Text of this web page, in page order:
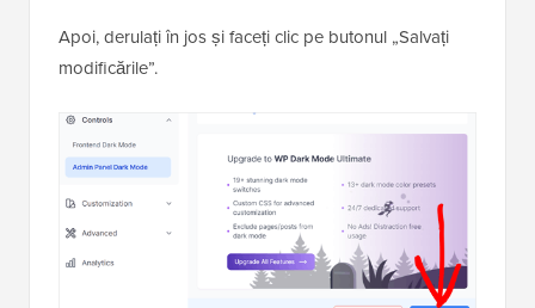
Apoi, derulați în jos și faceți clic pe butonul „Salvați
modificările”.